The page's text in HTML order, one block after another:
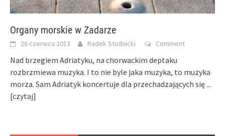
Organy morskie w Zadarze
26 czerwca 2013 Radek Studnicki Comment
Nad brzegiem Adriatyku, na chorwackim deptaku
rozbrzmiewa muzyka. I to nie byle jaka muzyka, to muzyka
morza. Sam Adriatyk koncertuje dla przechadzających się ...
[czytaj]